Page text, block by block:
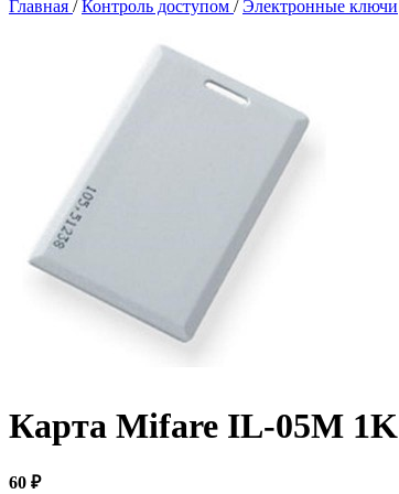
Главная /Контроль доступом /Электронные ключи
Карта Mifare IL-05M 1K
60 ₽